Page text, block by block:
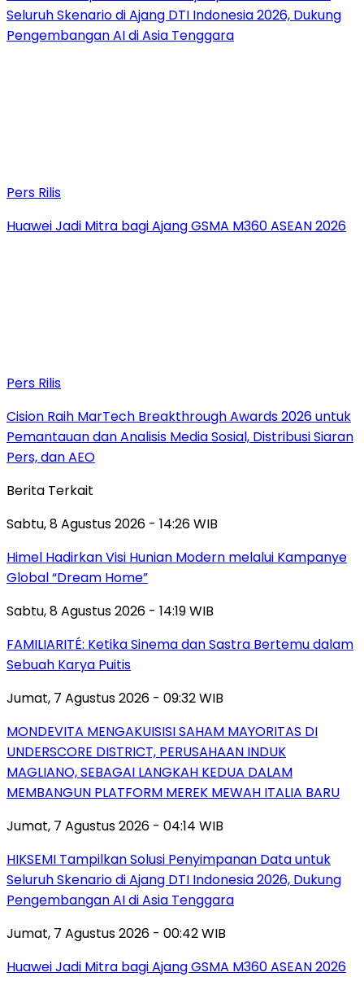
Seluruh Skenario di Ajang DTI Indonesia 2026, Dukung
Pengembangan AI di Asia Tenggara
Pers Rilis
Huawei Jadi Mitra bagi Ajang GSMA M360 ASEAN 2026
Pers Rilis
Cision Raih MarTech Breakthrough Awards 2026 untuk
Pemantauan dan Analisis Media Sosial, Distribusi Siaran
Pers, dan AEO
Berita Terkait
Sabtu, 8 Agustus 2026 - 14:26 WIB
Himel Hadirkan Visi Hunian Modern melalui Kampanye
Global “Dream Home”
Sabtu, 8 Agustus 2026 - 14:19 WIB
FAMILIARITÉ: Ketika Sinema dan Sastra Bertemu dalam
Sebuah Karya Puitis
Jumat, 7 Agustus 2026 - 09:32 WIB
MONDEVITA MENGAKUISISI SAHAM MAYORITAS DI
UNDERSCORE DISTRICT, PERUSAHAAN INDUK
MAGLIANO, SEBAGAI LANGKAH KEDUA DALAM
MEMBANGUN PLATFORM MEREK MEWAH ITALIA BARU
Jumat, 7 Agustus 2026 - 04:14 WIB
HIKSEMI Tampilkan Solusi Penyimpanan Data untuk
Seluruh Skenario di Ajang DTI Indonesia 2026, Dukung
Pengembangan AI di Asia Tenggara
Jumat, 7 Agustus 2026 - 00:42 WIB
Huawei Jadi Mitra bagi Ajang GSMA M360 ASEAN 2026